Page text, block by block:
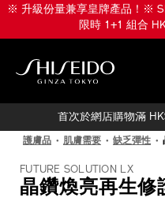
跳※ 升級份量兼享皇牌產品！※
限時 1+1 組合
首次於網店購物滿
護膚品 肌膚需要 缺乏彈性
FUTURE SOLUTION LX
晶鑽煥亮再生修